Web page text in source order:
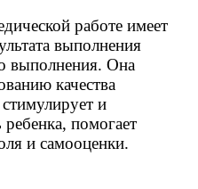
работе имеет
выполнения
выполнения. Она
качества
и
ребенка, помогает
и самооценки.